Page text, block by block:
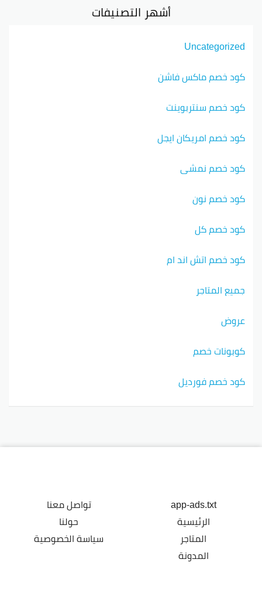
أشهر التصنيفات
Uncategorized
كود خصم ماكس فاشن
كود خصم سنتربوينت
كود خصم امريكان ايجل
كود خصم نمشي
كود خصم نون
كود خصم كل
كود خصم اتش اند ام
جميع المتاجر
عروض
كوبونات خصم
كود خصم فورديل
app-ads.txt
الرئيسية
المتاجر
المدونة
تواصل معنا
حولنا
سياسة الخصوصية